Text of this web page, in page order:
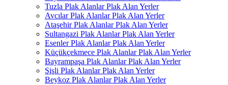
Tuzla Plak Alanlar Plak Alan Yerler
Avcılar Plak Alanlar Plak Alan Yerler
Ataşehir Plak Alanlar Plak Alan Yerler
Sultangazi Plak Alanlar Plak Alan Yerler
Esenler Plak Alanlar Plak Alan Yerler
Küçükçekmece Plak Alanlar Plak Alan Yerler
Bayrampaşa Plak Alanlar Plak Alan Yerler
Şişli Plak Alanlar Plak Alan Yerler
Beykoz Plak Alanlar Plak Alan Yerler